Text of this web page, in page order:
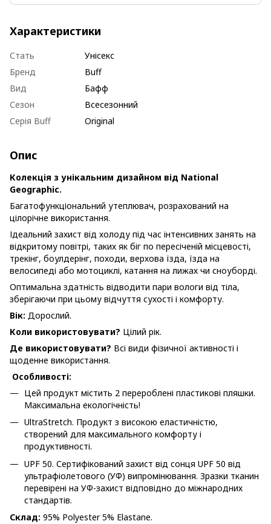
Характеристики
Стать
Унісекс
Бренд
Buff
Вид
Бафф
Сезон
Всесезонний
Серія Buff
Original
Опис
Колекція з унікальним дизайном від National
Geographic.
Багатофункціональний утеплювач, розрахований на
цілорічне використання.
Ідеальний захист від холоду під час інтенсивних занять на
відкритому повітрі, таких як біг по пересіченій місцевості,
трекінг, боулдерінг, походи, верхова їзда, їзда на
велосипеді або мотоциклі, катання на лижах чи сноуборді.
Оптимальна здатність відводити пари вологи від тіла,
зберігаючи при цьому відчуття сухості і комфорту.
Вік: Дорослий.
Коли використовувати? Цілий рік.
Де використовувати? Всі види фізичної активності і
щоденне використання.
Особливості:
Цей продукт містить 2 перероблені пластикові пляшки.
Максимальна екологічність!
UltraStretch. Продукт з високою еластичністю,
створений для максимального комфорту і
продуктивності.
UPF 50. Сертифікований захист від сонця UPF 50 від
ультрафіолетового (УФ) випромінювання. Зразки тканин
перевірені на УФ-захист відповідно до міжнародних
стандартів.
Склад: 95% Polyester 5% Elastane.